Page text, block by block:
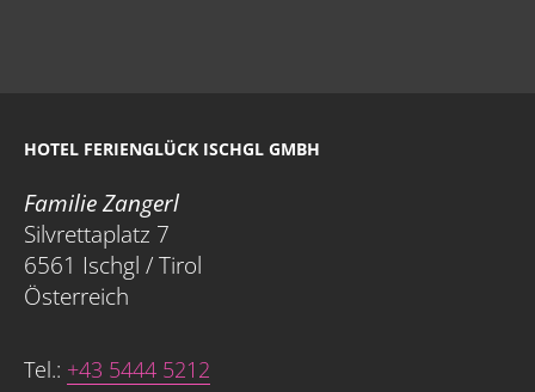
HOTEL FERIENGLÜCK ISCHGL GMBH
Familie Zangerl
Silvrettaplatz 7
6561 Ischgl / Tirol
Österreich
Tel.: +43 5444 5212